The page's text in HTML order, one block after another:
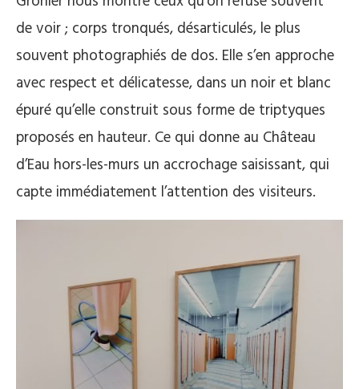
de voir ; corps tronqués, désarticulés, le plus
souvent photographiés de dos. Elle s’en approche
avec respect et délicatesse, dans un noir et blanc
épuré qu’elle construit sous forme de triptyques
proposés en hauteur. Ce qui donne au Château
d’Eau hors-les-murs un accrochage saisissant, qui
capte immédiatement l’attention des visiteurs.